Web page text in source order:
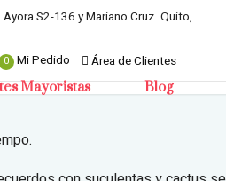
S2-136 y Mariano Cruz. Quito,
0 Mi Pedido Área de Clientes
Mayoristas Blog